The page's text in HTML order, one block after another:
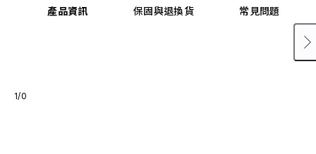
產品資訊 保固與退換貨 常見問題
1/0